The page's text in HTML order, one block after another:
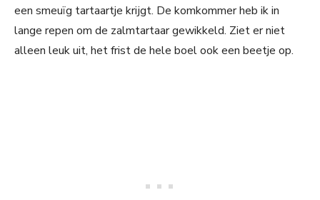
een smeuïg tartaartje krijgt. De komkommer heb ik in
lange repen om de zalmtartaar gewikkeld. Ziet er niet
alleen leuk uit, het frist de hele boel ook een beetje op.